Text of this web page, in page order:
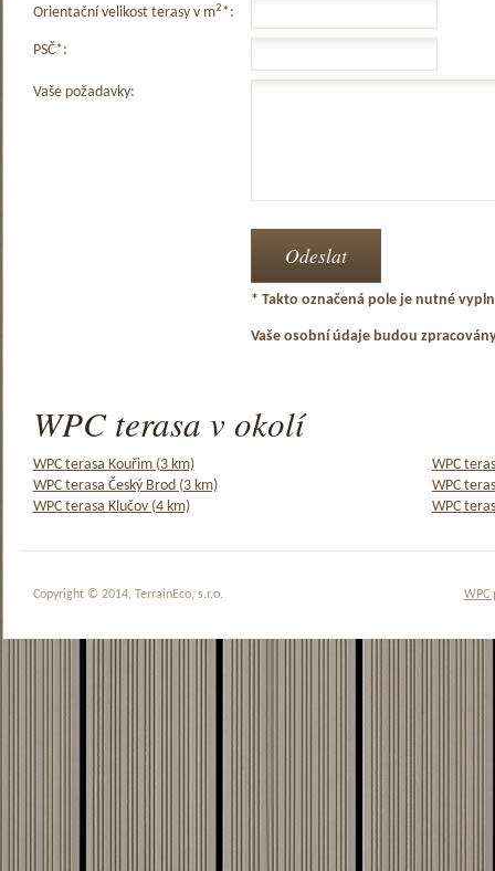
Orientační velikost terasy v m2*:
PSČ*:
Vaše požadavky:
* Takto označená pole je nutné
Vaše osobní údaje budou
WPC terasa v okolí
WPC terasa Kouřim (3 km)
WPC
WPC terasa Český Brod (3 km)
WPC
WPC terasa Klučov (4 km)
WPC
WPC
Copyright © 2014, TerrainEco, s.r.o.